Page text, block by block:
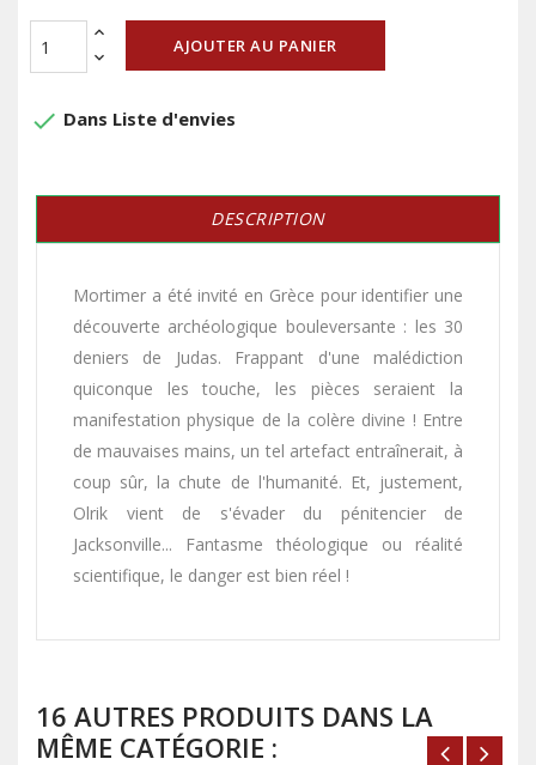
AJOUTER AU PANIER
done Dans Liste d'envies
DESCRIPTION
Mortimer a été invité en Grèce pour identifier une
découverte archéologique bouleversante : les 30
deniers de Judas. Frappant d'une malédiction
quiconque les touche, les pièces seraient la
manifestation physique de la colère divine ! Entre
de mauvaises mains, un tel artefact entraînerait, à
coup sûr, la chute de l'humanité. Et, justement,
Olrik vient de s'évader du pénitencier de
Jacksonville... Fantasme théologique ou réalité
scientifique, le danger est bien réel !
16 AUTRES PRODUITS DANS LA
MÊME CATÉGORIE :